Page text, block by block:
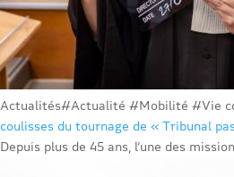
Actualités#Actualité #Mobilité #Vie
coulisses du tournage de « Tribunal
Depuis plus de 45 ans, l’une des